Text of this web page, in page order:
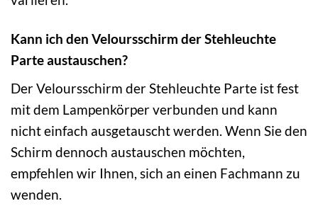
Kann ich den Veloursschirm der Stehleuchte
Parte austauschen?
Der Veloursschirm der Stehleuchte Parte ist fest
mit dem Lampenkörper verbunden und kann
nicht einfach ausgetauscht werden. Wenn Sie den
Schirm dennoch austauschen möchten,
empfehlen wir Ihnen, sich an einen Fachmann zu
wenden.